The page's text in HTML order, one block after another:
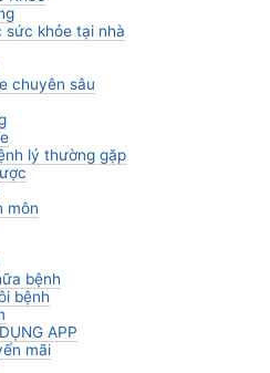
sức khỏe tại nhà
chuyên sâu
lý thường gặp
môn
bệnh
bệnh
APP
mãi